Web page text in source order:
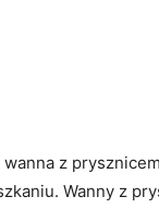
z
Wanny z